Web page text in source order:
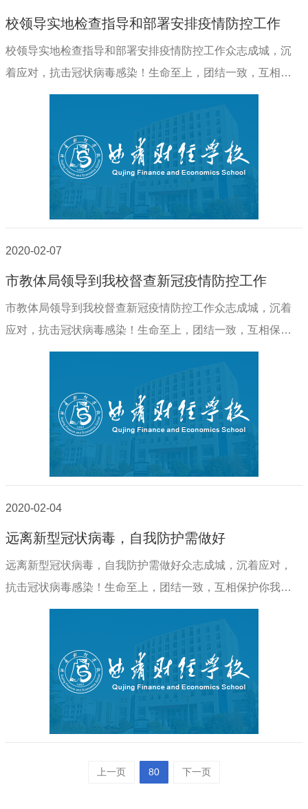
校领导实地检查指导和部署安排疫情防控工作
校领导实地检查指导和部署安排疫情防控工作众志成城，沉
着应对，抗击冠状病毒感染！生命至上，团结一致，互相保
护你我他（她）！曲靖财经学校新型冠状病毒感染的肺炎疫
情防控工作领导小组办公室2020年2月13日为进..
2020-02-07
市教体局领导到我校督查新冠疫情防控工作
市教体局领导到我校督查新冠疫情防控工作众志成城，沉着
应对，抗击冠状病毒感染！生命至上，团结一致，互相保护
你我他（她）！曲靖财经学校新型冠状病毒感染的肺炎疫情
防控工作领导小组办公室2020年2月7日2月5日..
2020-02-04
远离新型冠状病毒，自我防护需做好
远离新型冠状病毒，自我防护需做好众志成城，沉着应对，
抗击冠状病毒感染！生命至上，团结一致，互相保护你我他
（她）！曲靖财经学校新型冠状病毒感染的肺炎疫情防控工
作领导小组办公室2020年2月4日远离新型冠状..
上一页 80 下一页